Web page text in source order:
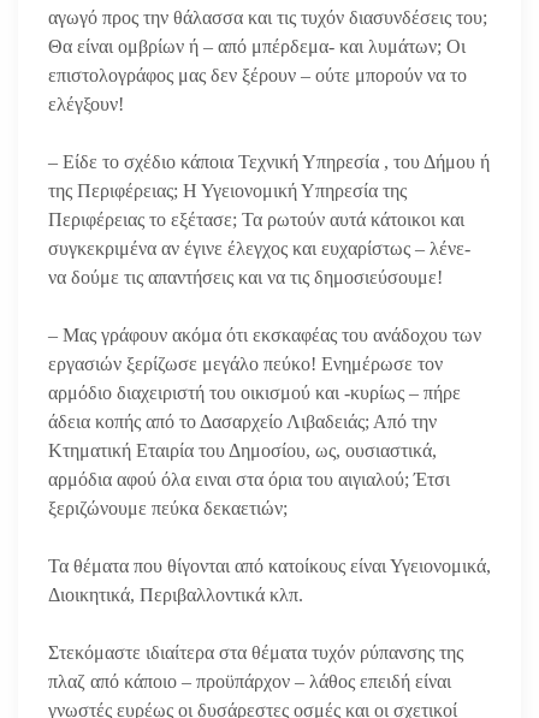
αγωγό προς την θάλασσα και τις τυχόν διασυνδέσεις του;
Θα είναι ομβρίων ή – από μπέρδεμα- και λυμάτων; Οι
επιστολογράφος μας δεν ξέρουν – ούτε μπορούν να το
ελέγξουν!
– Είδε το σχέδιο κάποια Τεχνική Υπηρεσία , του Δήμου ή
της Περιφέρειας; Η Υγειονομική Υπηρεσία της
Περιφέρειας το εξέτασε; Τα ρωτούν αυτά κάτοικοι και
συγκεκριμένα αν έγινε έλεγχος και ευχαρίστως – λένε-
να δούμε τις απαντήσεις και να τις δημοσιεύσουμε!
– Μας γράφουν ακόμα ότι εκσκαφέας του ανάδοχου των
εργασιών ξερίζωσε μεγάλο πεύκο! Ενημέρωσε τον
αρμόδιο διαχειριστή του οικισμού και -κυρίως – πήρε
άδεια κοπής από το Δασαρχείο Λιβαδειάς; Από την
Κτηματική Εταιρία του Δημοσίου, ως, ουσιαστικά,
αρμόδια αφού όλα ειναι στα όρια του αιγιαλού; Έτσι
ξεριζώνουμε πεύκα δεκαετιών;
Τα θέματα που θίγονται από κατοίκους είναι Υγειονομικά,
Διοικητικά, Περιβαλλοντικά κλπ.
Στεκόμαστε ιδιαίτερα στα θέματα τυχόν ρύπανσης της
πλαζ από κάποιο – προϋπάρχον – λάθος επειδή είναι
γνωστές ευρέως οι δυσάρεστες οσμές και οι σχετικοί